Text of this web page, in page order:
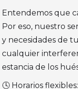
Entendemos que
Por eso, nuestro
y necesidades de
cualquier
estancia de los
🕓 Horarios